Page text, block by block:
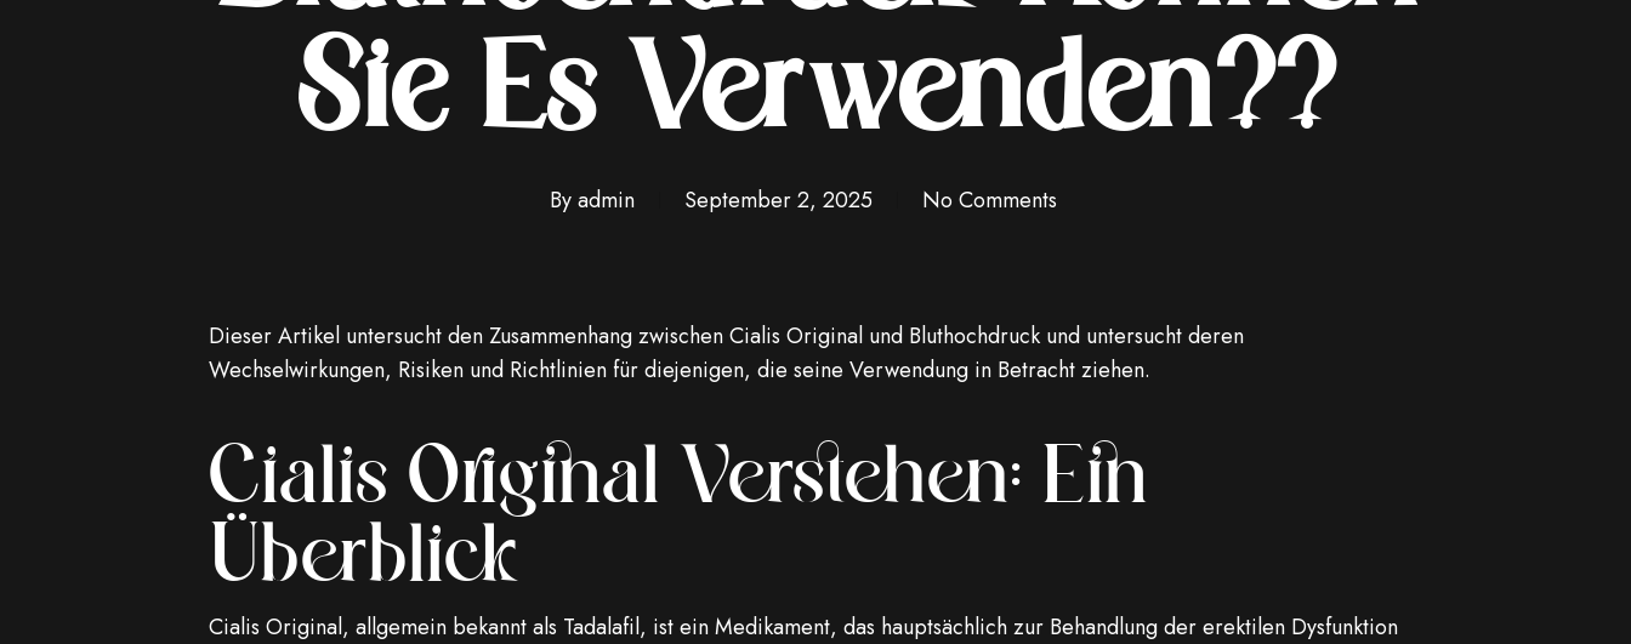
Sie Es Verwenden??
Byadmin September 2, 2025 No Comments
Dieser Artikel untersucht den Zusammenhang zwischen Cialis Original und Bluthochdruck und untersucht deren
Wechselwirkungen, Risiken und Richtlinien für diejenigen, die seine Verwendung in Betracht ziehen.
Cialis Original Verstehen: Ein
Überblick
Cialis Original, allgemein bekannt als Tadalafil, ist ein Medikament, das hauptsächlich zur Behandlung der erektilen Dysfunktion